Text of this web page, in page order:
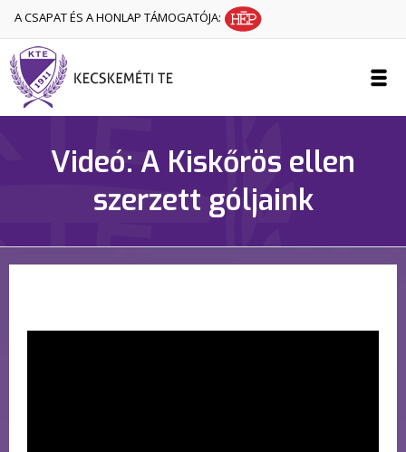
A CSAPAT ÉS A HONLAP TÁMOGATÓJA:
Videó: A Kiskőrös ellen
szerzett góljaink